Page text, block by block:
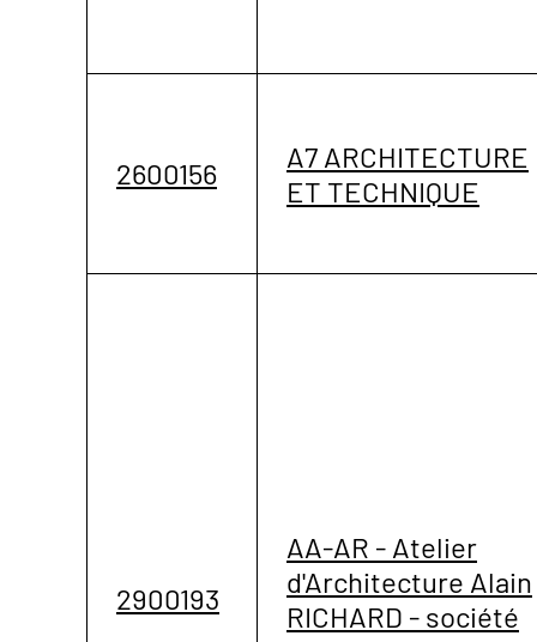
2600156
A7 ARCHITECTURE
ET TECHNIQUE
2900193
AA-AR - Atelier
d'Architecture Alain
RICHARD - société